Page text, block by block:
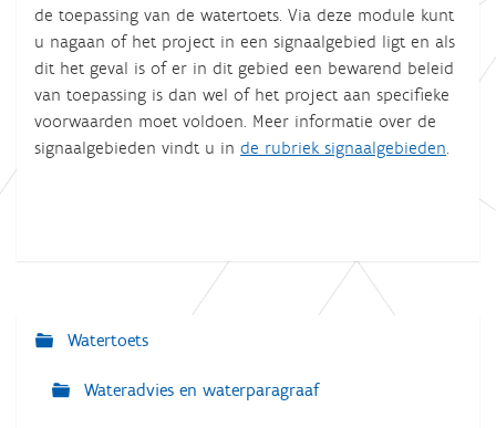
de toepassing van de watertoets. Via deze module kunt
u nagaan of het project in een signaalgebied ligt en als
dit het geval is of er in dit gebied een bewarend beleid
van toepassing is dan wel of het project aan specifieke
voorwaarden moet voldoen. Meer informatie over de
signaalgebieden vindt u in de rubriek signaalgebieden
N
Watertoets
Wateradvies en waterparagraaf